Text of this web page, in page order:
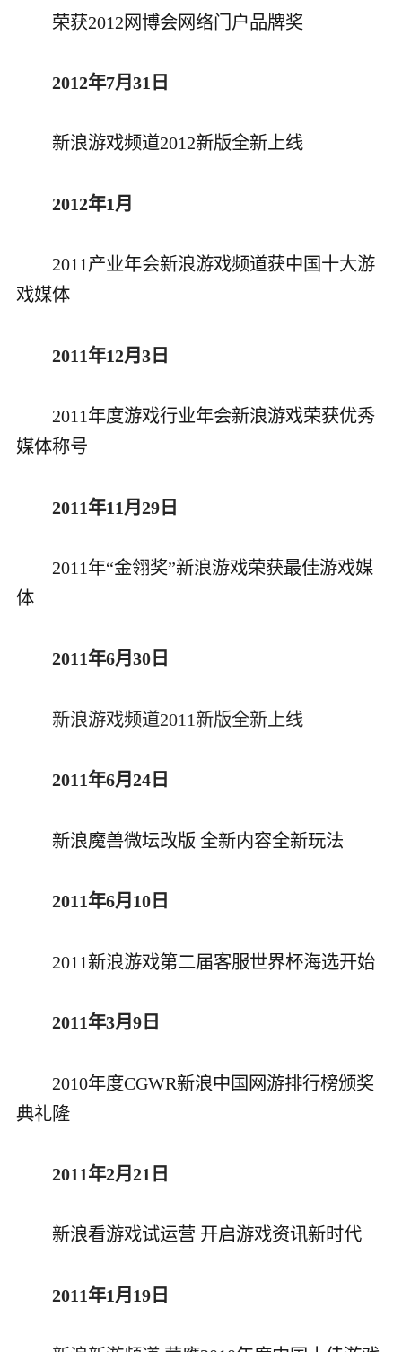
荣获2012网博会网络门户品牌奖
2012年7月31日
新浪游戏频道2012新版全新上线
2012年1月
2011产业年会新浪游戏频道获中国十大游
戏媒体
2011年12月3日
2011年度游戏行业年会新浪游戏荣获优秀
媒体称号
2011年11月29日
2011年“金翎奖”新浪游戏荣获最佳游戏媒
体
2011年6月30日
新浪游戏频道2011新版全新上线
2011年6月24日
新浪魔兽微坛改版 全新内容全新玩法
2011年6月10日
2011新浪游戏第二届客服世界杯海选开始
2011年3月9日
2010年度CGWR新浪中国网游排行榜颁奖
典礼隆
2011年2月21日
新浪看游戏试运营 开启游戏资讯新时代
2011年1月19日